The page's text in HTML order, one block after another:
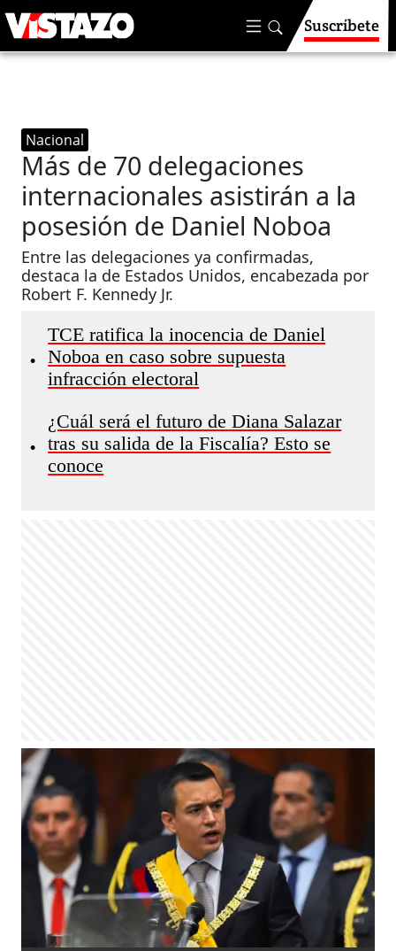
Suscríbete
Nacional
Más de 70 delegaciones
internacionales asistirán a la
posesión de Daniel Noboa
Entre las delegaciones ya confirmadas,
destaca la de Estados Unidos, encabezada por
Robert F. Kennedy Jr.
•
TCE ratifica la inocencia de Daniel
Noboa en caso sobre supuesta
infracción electoral
•
¿Cuál será el futuro de Diana Salazar
tras su salida de la Fiscalía? Esto se
conoce